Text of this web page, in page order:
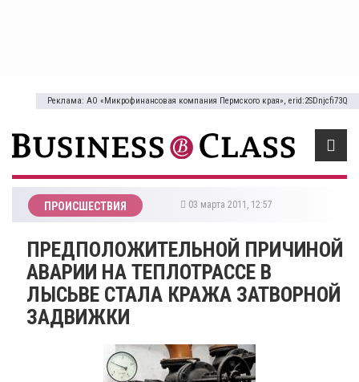
Реклама: АО «Микрофинансовая компания Пермского края», erid:2SDnjcfi73Q
ПРОИСШЕСТВИЯ 03 марта 2011, 12:57
ПРЕДПОЛОЖИТЕЛЬНОЙ ПРИЧИНОЙ
АВАРИИ НА ТЕПЛОТРАССЕ В
ЛЫСЬВЕ СТАЛА КРАЖА ЗАТВОРНОЙ
ЗАДВИЖКИ